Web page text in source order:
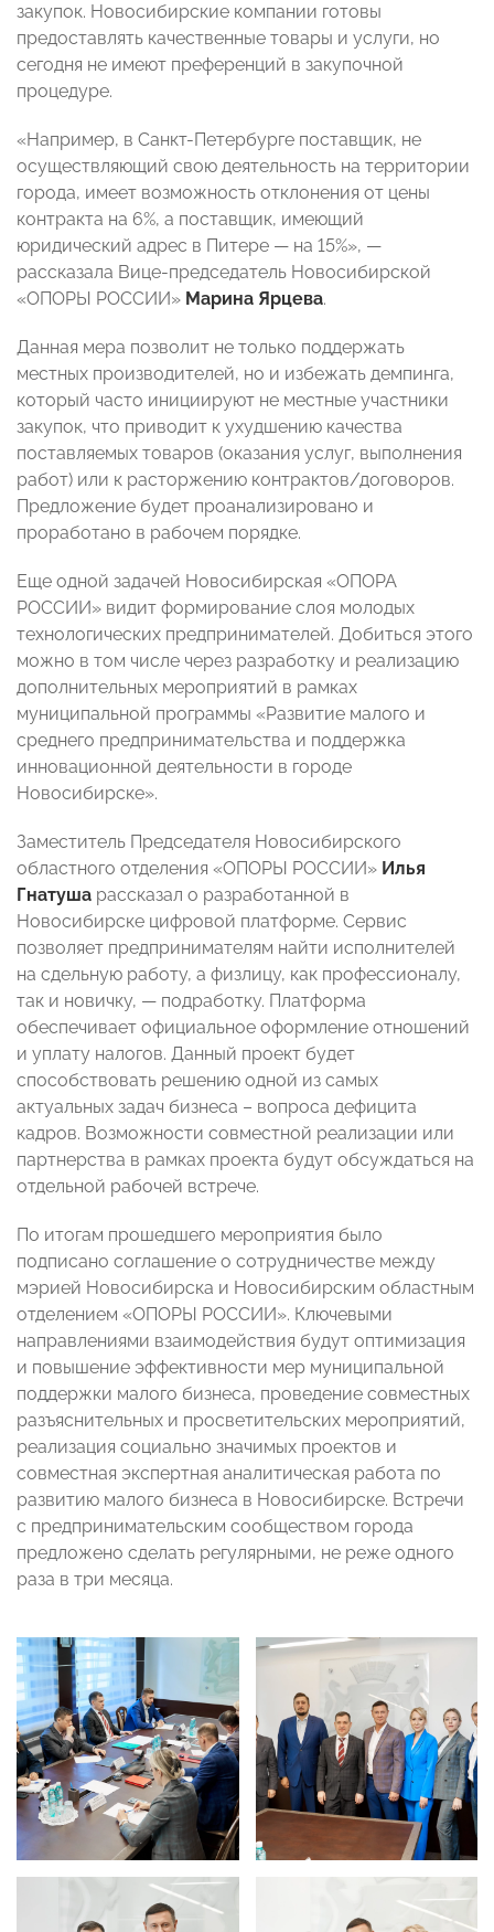
закупок. Новосибирские компании готовы
предоставлять качественные товары и услуги, но
сегодня не имеют преференций в закупочной
процедуре.
«Например, в Санкт-Петербурге поставщик, не
осуществляющий свою деятельность на территории
города, имеет возможность отклонения от цены
контракта на 6%, а поставщик, имеющий
юридический адрес в Питере — на 15%», —
рассказала Вице-председатель Новосибирской
«ОПОРЫ РОССИИ» Марина Ярцева.
Данная мера позволит не только поддержать
местных производителей, но и избежать демпинга,
который часто инициируют не местные участники
закупок, что приводит к ухудшению качества
поставляемых товаров (оказания услуг, выполнения
работ) или к расторжению контрактов/договоров.
Предложение будет проанализировано и
проработано в рабочем порядке.
Еще одной задачей Новосибирская «ОПОРА
РОССИИ» видит формирование слоя молодых
технологических предпринимателей. Добиться этого
можно в том числе через разработку и реализацию
дополнительных мероприятий в рамках
муниципальной программы «Развитие малого и
среднего предпринимательства и поддержка
инновационной деятельности в городе
Новосибирске».
Заместитель Председателя Новосибирского
областного отделения «ОПОРЫ РОССИИ» Илья
Гнатуша рассказал о разработанной в
Новосибирске цифровой платформе. Сервис
позволяет предпринимателям найти исполнителей
на сдельную работу, а физлицу, как профессионалу,
так и новичку, — подработку. Платформа
обеспечивает официальное оформление отношений
и уплату налогов. Данный проект будет
способствовать решению одной из самых
актуальных задач бизнеса – вопроса дефицита
кадров. Возможности совместной реализации или
партнерства в рамках проекта будут обсуждаться на
отдельной рабочей встрече.
По итогам прошедшего мероприятия было
подписано соглашение о сотрудничестве между
мэрией Новосибирска и Новосибирским областным
отделением «ОПОРЫ РОССИИ». Ключевыми
направлениями взаимодействия будут оптимизация
и повышение эффективности мер муниципальной
поддержки малого бизнеса, проведение совместных
разъяснительных и просветительских мероприятий,
реализация социально значимых проектов и
совместная экспертная аналитическая работа по
развитию малого бизнеса в Новосибирске. Встречи
с предпринимательским сообществом города
предложено сделать регулярными, не реже одного
раза в три месяца.